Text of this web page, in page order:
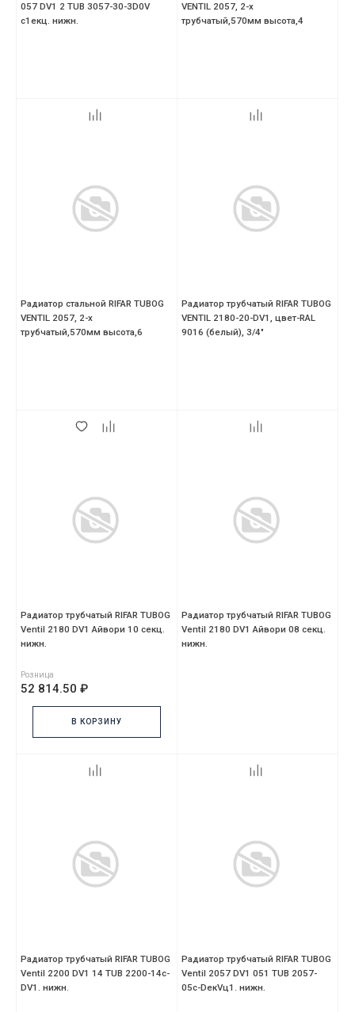
057 DV1 2 TUB 3057-30-3D0V
с1екц. нижн.
VENTIL 2057, 2-х
трубчатый,570мм высота,4
Радиатор стальной RIFAR TUBOG
VENTIL 2057, 2-х
трубчатый,570мм высота,6
Радиатор трубчатый RIFAR TUBOG
VENTIL 2180-20-DV1, цвет-RAL
9016 (белый), 3/4"
Радиатор трубчатый RIFAR TUBOG
Ventil 2180 DV1 Айвори 10 секц.
нижн.
Розница
52 814.50 ₽
В КОРЗИНУ
Радиатор трубчатый RIFAR TUBOG
Ventil 2180 DV1 Айвори 08 секц.
нижн.
Радиатор трубчатый RIFAR TUBOG
Ventil 2200 DV1 14 TUB 2200-14с-
DV1. нижн.
Радиатор трубчатый RIFAR TUBOG
Ventil 2057 DV1 051 TUB 2057-
05с-DекVц1. нижн.